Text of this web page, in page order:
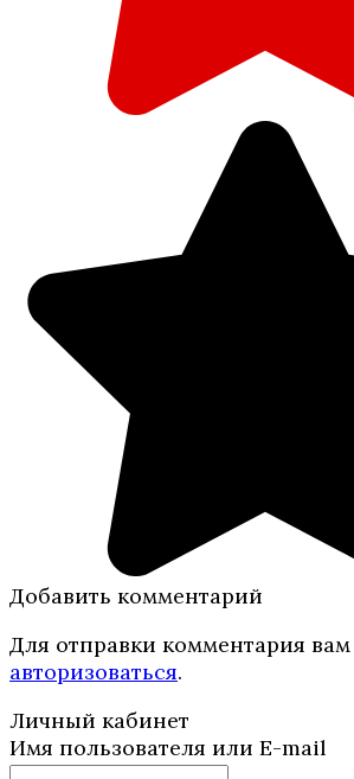
Добавить комментарий
Для отправки комментария
авторизоваться.
Личный кабинет
Имя пользователя или E-mail